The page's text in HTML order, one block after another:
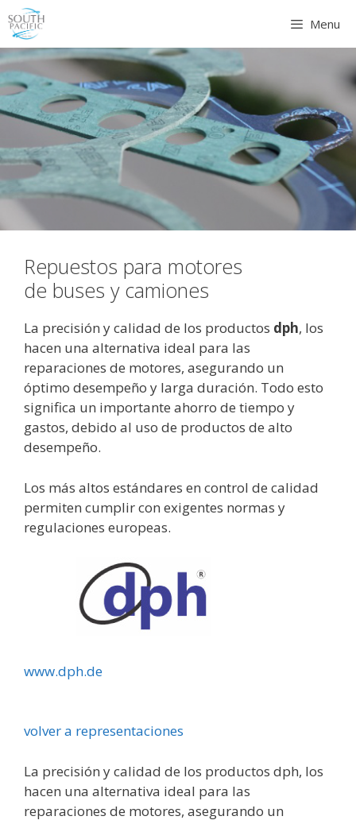
Saltar
al
contenido
Menu
Repuestos para motores
de buses y camiones
La precisión y calidad de los productos dph, los
hacen una alternativa ideal para las
reparaciones de motores, asegurando un
óptimo desempeño y larga duración. Todo esto
significa un importante ahorro de tiempo y
gastos, debido al uso de productos de alto
desempeño.
Los más altos estándares en control de calidad
permiten cumplir con exigentes normas y
regulaciones europeas.
www.dph.de
volver a representaciones
La precisión y calidad de los productos dph, los
hacen una alternativa ideal para las
reparaciones de motores, asegurando un